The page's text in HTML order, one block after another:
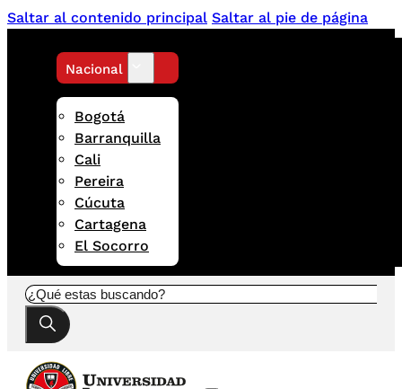
Saltar al contenido principal Saltar al pie de página
Nacional
Bogotá
Barranquilla
Cali
Pereira
Cúcuta
Cartagena
El Socorro
Buscar